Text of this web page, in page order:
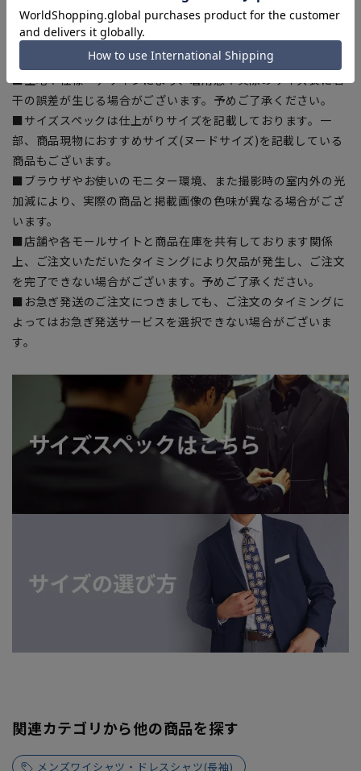
ある場合がございますので、予めご了承ください。
■ゆとり感には個人差があります。サイズ表を確認の上、ご購
入の目安としてご利用ください。
■生地や仕様・デザインにより、着用感や実際のサイズ表に若
干の誤差が生じる場合がございます。予めご了承ください。
■サイズスペックは仕上がりサイズを記載しております。一
部、商品現物におすすめサイズ(ヌードサイズ)を記載している
商品もございます。
■ブラウザやお使いのモニター環境、また撮影時の室内外の光
加減により、実際の商品と掲載画像の色味が異なる場合がござ
います。
■店舗や各モールサイトと商品在庫を共有しております関係
上、ご注文いただいたタイミングにより欠品が発生し、ご注文
を完了できない場合がございます。予めご了承ください。
■お急ぎ発送のご注文につきましても、ご注文のタイミングに
よってはお急ぎ発送サービスを選択できない場合がございま
す。
関連カテゴリから他の商品を探す
メンズワイシャツ・ドレスシャツ(長袖)